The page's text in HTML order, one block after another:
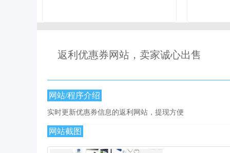
返利优惠券网站，卖家诚心出售
网站/程序介绍
实时更新优惠券信息的返利网站，提现方便
网站截图